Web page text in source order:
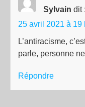
Sylvain dit :
25 avril 2021 à 19
L’antiracisme,
parle, personne
Répondre